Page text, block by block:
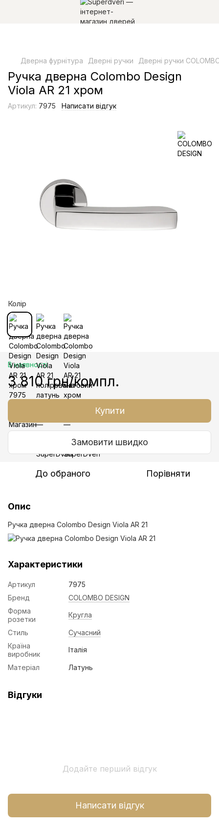
Дверна фурнітура Дверні ручки Дверні ручки
Ручка дверна Colombo Design
Viola AR 21 хром
Артикул: 7975 Написати відгук
Колір
В наявності
3 810 грн/компл.
Купити
Замовити швидко
До обраного Порівняти
Опис
Ручка дверна Colombo Design Viola AR 21
Характеристики
Артикул
7975
Бренд
COLOMBO DESIGN
Форма
розетки
Кругла
Стиль
Сучасний
Країна
виробник
Італія
Матеріал Латунь
Відгуки
Додайте перший відгук
Написати відгук